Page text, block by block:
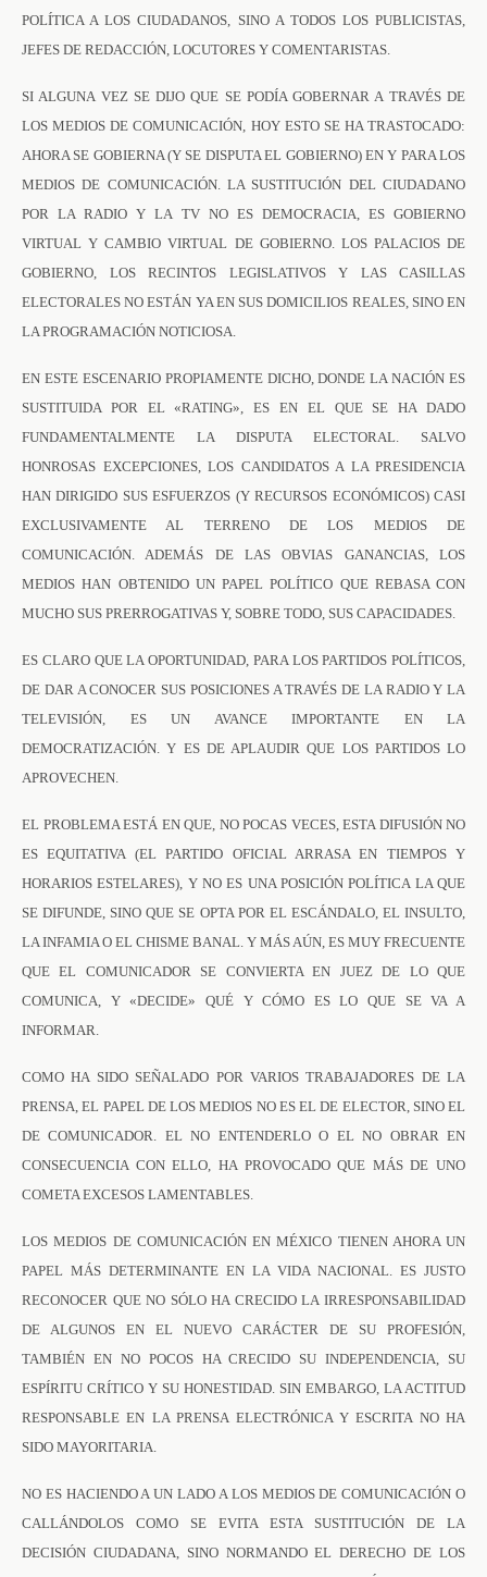
POLÍTICA A LOS CIUDADANOS, SINO A TODOS LOS PUBLICISTAS,
JEFES DE REDACCIÓN, LOCUTORES Y COMENTARISTAS.
SI ALGUNA VEZ SE DIJO QUE SE PODÍA GOBERNAR A TRAVÉS DE
LOS MEDIOS DE COMUNICACIÓN, HOY ESTO SE HA TRASTOCADO:
AHORA SE GOBIERNA (Y SE DISPUTA EL GOBIERNO) EN Y PARA LOS
MEDIOS DE COMUNICACIÓN. LA SUSTITUCIÓN DEL CIUDADANO
POR LA RADIO Y LA TV NO ES DEMOCRACIA, ES GOBIERNO
VIRTUAL Y CAMBIO VIRTUAL DE GOBIERNO. LOS PALACIOS DE
GOBIERNO, LOS RECINTOS LEGISLATIVOS Y LAS CASILLAS
ELECTORALES NO ESTÁN YA EN SUS DOMICILIOS REALES, SINO EN
LA PROGRAMACIÓN NOTICIOSA.
EN ESTE ESCENARIO PROPIAMENTE DICHO, DONDE LA NACIÓN ES
SUSTITUIDA POR EL «RATING», ES EN EL QUE SE HA DADO
FUNDAMENTALMENTE LA DISPUTA ELECTORAL. SALVO
HONROSAS EXCEPCIONES, LOS CANDIDATOS A LA PRESIDENCIA
HAN DIRIGIDO SUS ESFUERZOS (Y RECURSOS ECONÓMICOS) CASI
EXCLUSIVAMENTE AL TERRENO DE LOS MEDIOS DE
COMUNICACIÓN. ADEMÁS DE LAS OBVIAS GANANCIAS, LOS
MEDIOS HAN OBTENIDO UN PAPEL POLÍTICO QUE REBASA CON
MUCHO SUS PRERROGATIVAS Y, SOBRE TODO, SUS CAPACIDADES.
ES CLARO QUE LA OPORTUNIDAD, PARA LOS PARTIDOS POLÍTICOS,
DE DAR A CONOCER SUS POSICIONES A TRAVÉS DE LA RADIO Y LA
TELEVISIÓN, ES UN AVANCE IMPORTANTE EN LA
DEMOCRATIZACIÓN. Y ES DE APLAUDIR QUE LOS PARTIDOS LO
APROVECHEN.
EL PROBLEMA ESTÁ EN QUE, NO POCAS VECES, ESTA DIFUSIÓN NO
ES EQUITATIVA (EL PARTIDO OFICIAL ARRASA EN TIEMPOS Y
HORARIOS ESTELARES), Y NO ES UNA POSICIÓN POLÍTICA LA QUE
SE DIFUNDE, SINO QUE SE OPTA POR EL ESCÁNDALO, EL INSULTO,
LA INFAMIA O EL CHISME BANAL. Y MÁS AÚN, ES MUY FRECUENTE
QUE EL COMUNICADOR SE CONVIERTA EN JUEZ DE LO QUE
COMUNICA, Y «DECIDE» QUÉ Y CÓMO ES LO QUE SE VA A
INFORMAR.
COMO HA SIDO SEÑALADO POR VARIOS TRABAJADORES DE LA
PRENSA, EL PAPEL DE LOS MEDIOS NO ES EL DE ELECTOR, SINO EL
DE COMUNICADOR. EL NO ENTENDERLO O EL NO OBRAR EN
CONSECUENCIA CON ELLO, HA PROVOCADO QUE MÁS DE UNO
COMETA EXCESOS LAMENTABLES.
LOS MEDIOS DE COMUNICACIÓN EN MÉXICO TIENEN AHORA UN
PAPEL MÁS DETERMINANTE EN LA VIDA NACIONAL. ES JUSTO
RECONOCER QUE NO SÓLO HA CRECIDO LA IRRESPONSABILIDAD
DE ALGUNOS EN EL NUEVO CARÁCTER DE SU PROFESIÓN,
TAMBIÉN EN NO POCOS HA CRECIDO SU INDEPENDENCIA, SU
ESPÍRITU CRÍTICO Y SU HONESTIDAD. SIN EMBARGO, LA ACTITUD
RESPONSABLE EN LA PRENSA ELECTRÓNICA Y ESCRITA NO HA
SIDO MAYORITARIA.
NO ES HACIENDO A UN LADO A LOS MEDIOS DE COMUNICACIÓN O
CALLÁNDOLOS COMO SE EVITA ESTA SUSTITUCIÓN DE LA
DECISIÓN CIUDADANA, SINO NORMANDO EL DERECHO DE LOS